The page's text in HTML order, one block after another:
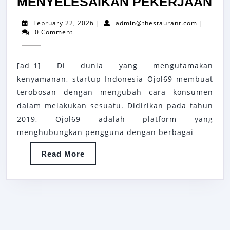
February 22, 2026 February
| admin@thestaurant.com |
0 Comment
[ad_1] Di dunia yang mengutamakan
kenyamanan, startup Indonesia Ojol69 membuat
terobosan dengan mengubah cara konsumen
dalam melakukan sesuatu. Didirikan pada tahun
2019, Ojol69 adalah platform yang
menghubungkan pengguna dengan berbagai
Read More
More